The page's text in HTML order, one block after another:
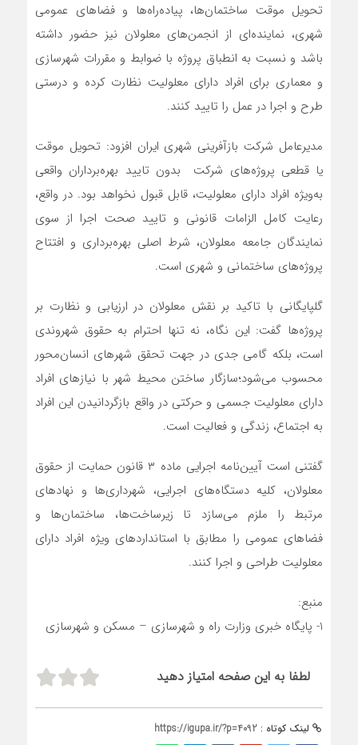
تحویل موقت ساختمان‌ها، پیاده‌راه‌ها و فضاهای عمومی
شهری، نماینده‌ای از انجمن‌های معلولان نیز حضور داشته
باشد و نسبت به انطباق پروژه با ضوابط و مقررات شهرسازی
و معماری برای افراد دارای معلولیت نظارت کرده و درستی
طرح و اجرا در عمل را تایید کنند.
مدیرعامل شرکت بازآفرینی شهری ایران افزود: تحویل موقت
یا قطعی پروژه‌های شرکت بدون تایید بهره‌برداران واقعی
به‌ویژه افراد دارای معلولیت، قابل قبول نخواهد بود. در واقع،
رعایت کامل الزامات قانونی و تایید صحت اجرا از سوی
نمایندگان جامعه معلولان، شرط اصلی بهره‌برداری و افتتاح
پروژه‌های ساختمانی و شهری است.
گلپایگانی با تاکید بر نقش معلولان در ارزیابی و نظارت بر
پروژه‌ها گفت: این نگاه، نه تنها احترام به حقوق شهروندی
است، بلکه گامی جدی در جهت تحقق شهرهای انسان‌محور
محسوب می‌شود؛سازگار ساختن محیط شهر با نیازهای افراد
دارای معلولیت جسمی و حرکتی در واقع بازگردانیدن این افراد
به اجتماع، زندگی و فعالیت است.
گفتنی است آیین‌نامه اجرایی ماده ۳ قانون حمایت از حقوق
معلولان، کلیه دستگاه‌های اجرایی، شهرداری‌ها و نهادهای
مرتبط را ملزم می‌سازد تا زیرساخت‌ها، ساختمان‌ها و
فضاهای عمومی را مطابق با استانداردهای ویژه افراد دارای
معلولیت طراحی و اجرا کنند.
منبع:
1- پایگاه خبری وزارت راه و شهرسازی – مسکن و شهرسازی
لطفا به این صفحه امتیاز دهید
لینک کوتاه : https://igupa.ir/?p=4092